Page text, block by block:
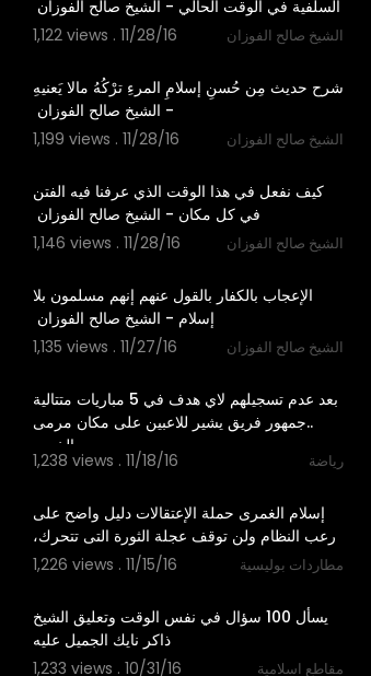
1,122 views . 11/28/16
الشيخ صالح الفوزان
‫شرح حديث مِن حُسنِ إسلامِ المرءِ ترْكُهُ مالا يَعنيهِ
1,199 views . 11/28/16
الشيخ صالح الفوزان
‫كيف نفعل في هذا الوقت الذي عرفنا فيه الفتن
1,146 views . 11/28/16
الشيخ صالح الفوزان
‫الإعجاب بالكفار بالقول عنهم إنهم مسلمون بلا
1,135 views . 11/27/16
الشيخ صالح الفوزان
بعد عدم تسجيلهم لاي هدف في 5 مباريات متتالية
..جمهور فريق يشير للاعبين على مكان مرمى
الخصم
1,238 views . 11/18/16 رياضة
‫إسلام الغمرى حملة الإعتقالات دليل واضح على
1,226 views . 11/15/16
مطاردات بوليسية
‫يسأل 100 سؤال في نفس الوقت وتعليق الشيخ
ذاكر نايك الجميل عليه‬‎
1,233 views . 10/31/16
مقاطع اسلامية